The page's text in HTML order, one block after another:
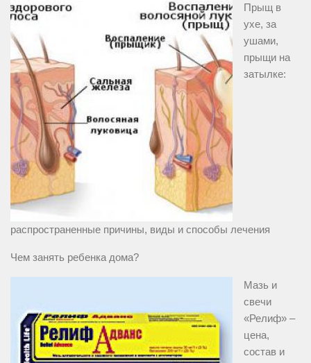
Прыщ в
ухе, за
ушами,
прыщи на
затылке:
распространенные причины, виды и способы лечения
Чем занять ребенка дома?
Мазь и
свечи
«Релиф» –
цена,
состав и